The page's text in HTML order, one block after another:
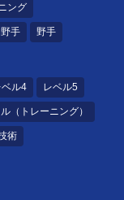
ング
手 野手
ベル4 レベル5
（トレーニング）
術